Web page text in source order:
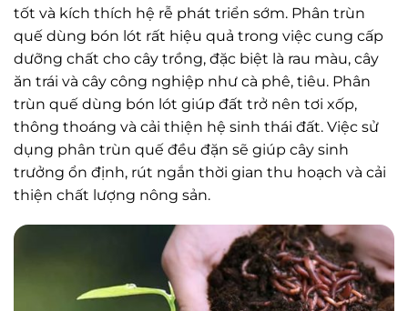
tốt và kích thích hệ rễ phát triển sớm. Phân trùn
quế dùng bón lót rất hiệu quả trong việc cung cấp
dưỡng chất cho cây trồng, đặc biệt là rau màu, cây
ăn trái và cây công nghiệp như cà phê, tiêu. Phân
trùn quế dùng bón lót giúp đất trở nên tơi xốp,
thông thoáng và cải thiện hệ sinh thái đất. Việc sử
dụng phân trùn quế đều đặn sẽ giúp cây sinh
trưởng ổn định, rút ngắn thời gian thu hoạch và cải
thiện chất lượng nông sản.